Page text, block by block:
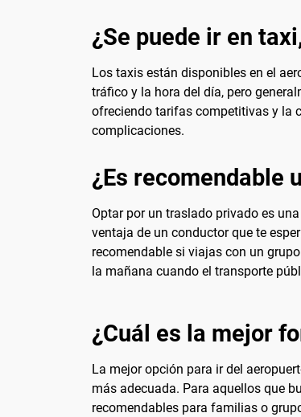
¿Se puede ir en
Los taxis están disponibles en el
tráfico y la hora del día, pero
ofreciendo tarifas competitivas y la
complicaciones.
¿Es recomendable
Optar por un traslado privado es
ventaja de un conductor que te
recomendable si viajas con un
la mañana cuando el transporte
¿Cuál es la mejor
La mejor opción para ir del
más adecuada. Para aquellos que
recomendables para familias o